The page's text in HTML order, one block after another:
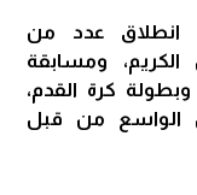
انطلاق عدد من
الكريم، ومسابقة
كرة القدم،
الواسع من قبل